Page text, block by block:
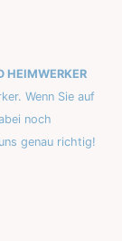
HEIMWERKER
Wenn Sie auf
noch
genau richtig!